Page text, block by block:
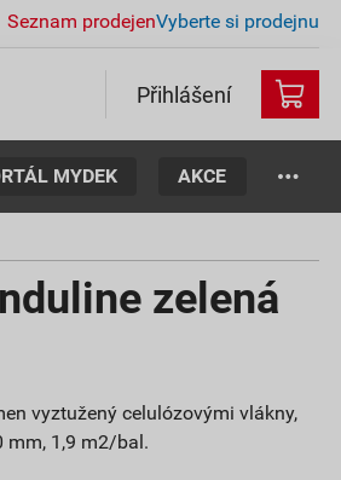
Seznam prodejenVyberte si prodejnu
Přihlášení
MYDEK AKCE
zelená
vyztužený celulózovými vlákny,
mm, 1,9 m2/bal.